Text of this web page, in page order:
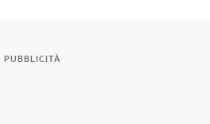
PUBBLICITÀ